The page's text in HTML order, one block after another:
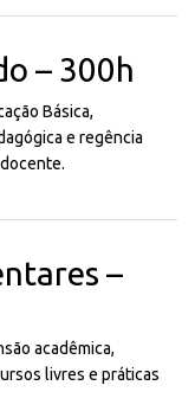
– 300h
Básica,
e regência
–
acadêmica,
livres e práticas